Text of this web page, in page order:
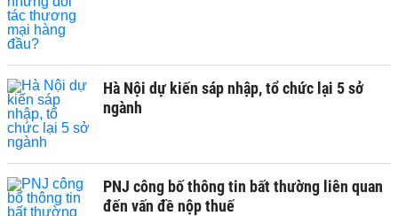
Hà Nội dự kiến sáp nhập, tổ chức lại 5 sở
ngành
PNJ công bố thông tin bất thường liên quan
đến vấn đề nộp thuế